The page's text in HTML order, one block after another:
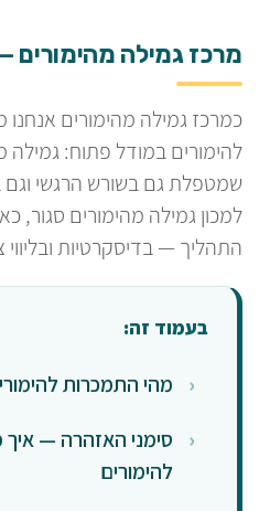
מרכז גמילה מהימורים
כמרכז גמילה מהימורים אנחנו
להימורים במודל פתוח: גמילה
שמטפלת גם בשורש הרגשי וגם
למכון גמילה מהימורים סגור,
התהליך — בדיסקרטיות ובליווי
בעמוד זה:
מהי התמכרות
סימני האזהרה —
להימורים